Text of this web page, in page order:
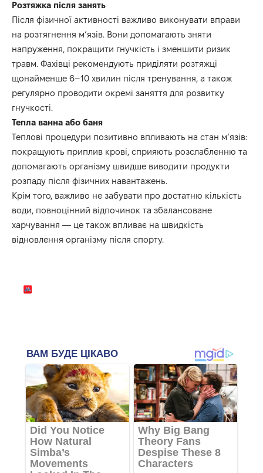
Розтяжка після занять
Після фізичної активності важливо виконувати вправи
на розтягнення м’язів. Вони допомагають зняти
напруження, покращити гнучкість і зменшити ризик
травм. Фахівці рекомендують приділяти розтяжці
щонайменше 6–10 хвилин після тренування, а також
регулярно проводити окремі заняття для розвитку
гнучкості.
Тепла ванна або баня
Теплові процедури позитивно впливають на стан м’язів:
покращують приплив крові, сприяють розслабленню та
допомагають організму швидше виводити продукти
розпаду після фізичних навантажень.
Крім того, важливо не забувати про достатню кількість
води, повноцінний відпочинок та збалансоване
харчування — це також впливає на швидкість
відновлення організму після спорту.